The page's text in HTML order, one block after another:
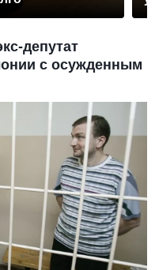
депутат
с осужденным